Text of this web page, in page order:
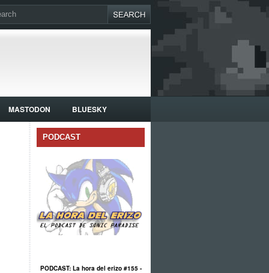
MASTODON BLUESKY
PODCAST
PODCAST: La hora del erizo #155 -